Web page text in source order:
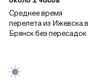
Среднее время
перелета из Ижевска в
Брянск без пересадок